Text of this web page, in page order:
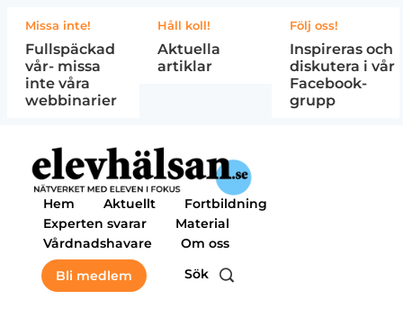
Missa inte!
Fullspäckad
vår- missa
inte våra
webbinarier
Håll koll!
Aktuella
artiklar
Följ oss!
Inspireras och
diskutera i vår
Facebook-
grupp
Hem Aktuellt
Fortbildning
Experten svarar
Material
Vårdnadshavare
Om oss
Bli medlem
Sök